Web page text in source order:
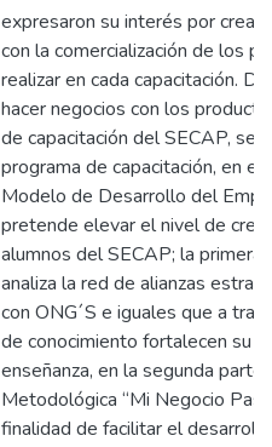
expresaron su interés por crear
con la comercialización de los
realizar en cada capacitación.
hacer negocios con los
de capacitación del SECAP, se
programa de capacitación, en
Modelo de Desarrollo del
pretende elevar el nivel de
alumnos del SECAP; la
analiza la red de alianzas
con ONG´S e iguales que a
de conocimiento fortalecen su
enseñanza, en la segunda parte
Metodológica “Mi Negocio
finalidad de facilitar el